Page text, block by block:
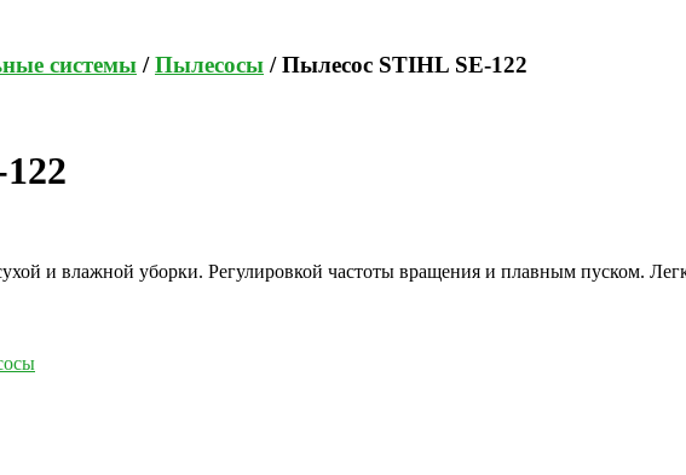
системы /Пылесосы / Пылесос STIHL SE-122
и влажной уборки. Регулировкой частоты вращения и плавным пуском.